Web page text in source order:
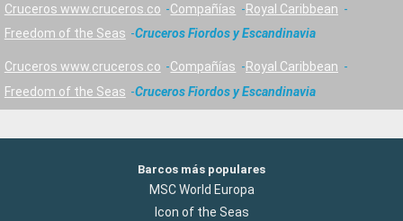
Cruceros www.cruceros.co Compañías
Royal Caribbean
Freedom of the Seas
Cruceros Fiordos y Escandinavia
Cruceros www.cruceros.co Compañías
Royal Caribbean
Freedom of the Seas
Cruceros Fiordos y Escandinavia
Barcos más populares
MSC World Europa
Icon of the Seas